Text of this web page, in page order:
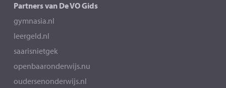
Partners van De VO Gids
gymnasia.nl
leergeld.nl
saarisnietgek
openbaaronderwijs.nu
oudersenonderwijs.nl